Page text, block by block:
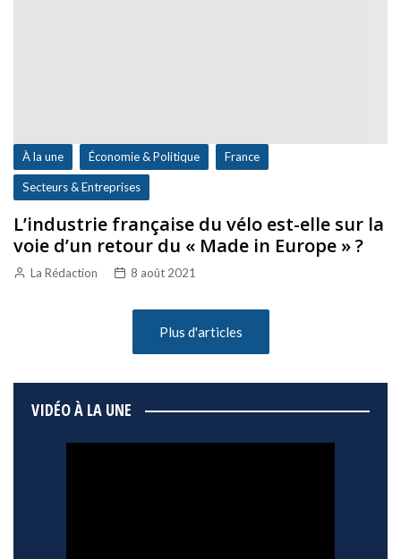
À la une Économie & Politique France
Secteurs & Entreprises
L’industrie française du vélo est-elle sur la
voie d’un retour du « Made in Europe » ?
La Rédaction 8 août 2021
Plus d'articles
VIDÉO À LA UNE